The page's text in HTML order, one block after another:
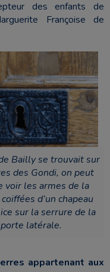
des enfants de
Françoise de
Bailly se trouvait sur
des Gondi, on peut
voir les armes de la
d’un chapeau
sur la serrure de la
porte latérale.
appartenant aux